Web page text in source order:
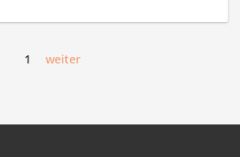
1 weiter